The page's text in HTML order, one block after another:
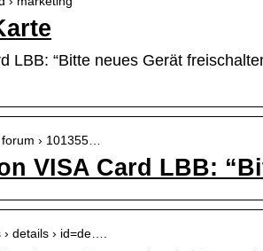
LBB: “Bitte neues Gerät
forum › 101355…
VISA Card LBB:
› details › id=de….